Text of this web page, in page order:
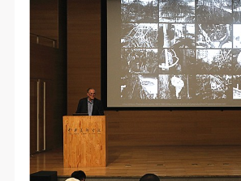
极策划国际、国内多视角、多领域的
共教育活动，为美院师生、中外艺术
提供一个交流、学习、展示的平台。
单位，其开展的公共教育活动以学术
（3）、乙方为甲方拍摄中央美术学
有公教活动。
二、拍摄内容、使用形式、使用地域
极策划国际、国内多视角、多领域的
共教育活动，为美院师生、中外艺术
提供一个交流、学习、展示的平台。
单位，其开展的公共教育活动以学术
（3）、乙方为甲方拍摄中央美术学
有公教活动。
二、拍摄内容、使用形式、使用地域
极策划国际、国内多视角、多领域的
共教育活动，为美院师生、中外艺术
提供一个交流、学习、展示的平台。
单位，其开展的公共教育活动以学术
（3）、乙方为甲方拍摄中央美术学
有公教活动。
二、拍摄内容、使用形式、使用地域